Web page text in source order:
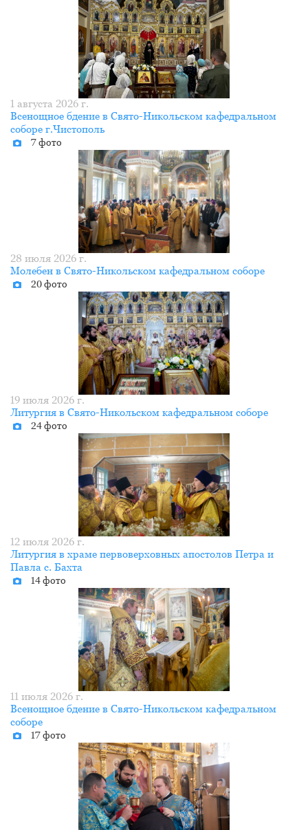
1 августа 2026 г.
Всенощное бдение в Свято-Никольском кафедральном
соборе г.Чистополь
7 фото
28 июля 2026 г.
Молебен в Свято-Никольском кафедральном соборе
20 фото
19 июля 2026 г.
Литургия в Свято-Никольском кафедральном соборе
24 фото
12 июля 2026 г.
Литургия в храме первоверховных апостолов Петра и
Павла с. Бахта
14 фото
11 июля 2026 г.
Всенощное бдение в Свято-Никольском кафедральном
соборе
17 фото